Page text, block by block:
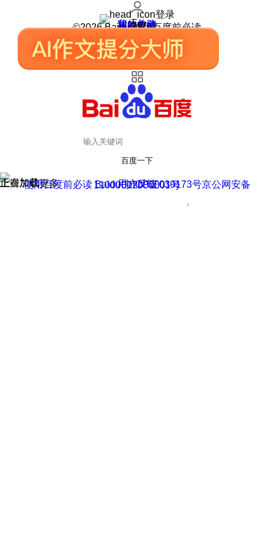
登录
我的关注
我的收藏
皮肤中心
用户反馈
设置
©2026 Baidu 使用百度前必读
百度一下
正在加载
上滑加载更多 用户反馈
使用百度前必读 Baidu 京ICP证030173号
京公网安备11000002000001号